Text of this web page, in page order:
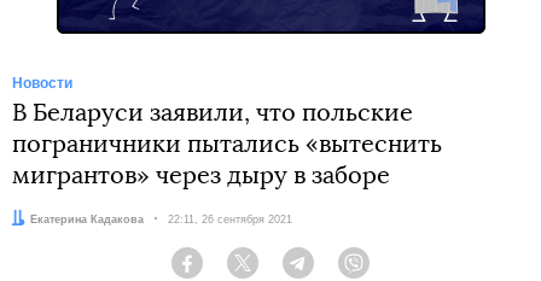
Новости
В Беларуси заявили, что польские
пограничники пытались «вытеснить
мигрантов» через дыру в заборе
Автор:Екатерина Кадакова Дата:
22:11, 26 сентября 2021
Facebook Twitter Telegram